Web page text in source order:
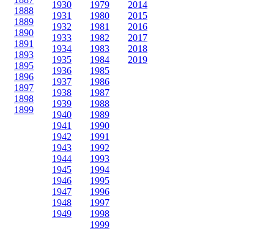
1888
1889
1890
1891
1893
1895
1896
1897
1898
1899
1930
1931
1932
1933
1934
1935
1936
1937
1938
1939
1940
1941
1942
1943
1944
1945
1946
1947
1948
1949
1979
1980
1981
1982
1983
1984
1985
1986
1987
1988
1989
1990
1991
1992
1993
1994
1995
1996
1997
1998
1999
2014
2015
2016
2017
2018
2019